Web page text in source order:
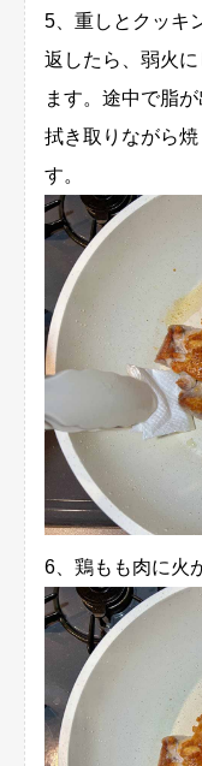
5、重しとクッキ
返したら、弱火に
ます。途中で脂
拭き取りながら
す。
6、鶏もも肉に火